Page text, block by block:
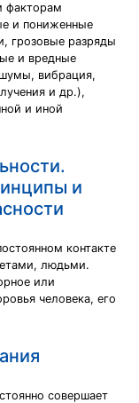
факторам
и пониженные
грозовые разряды
и вредные
вибрация,
и др.),
и иной
и
контакте
людьми.
или
человека, его
совершает